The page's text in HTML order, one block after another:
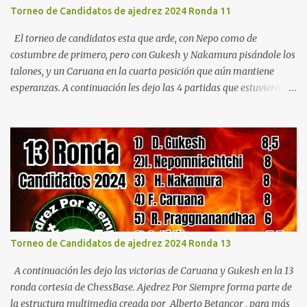
temporada con Cuentos Paranormales en Navidad de Alberto
Betancor, una fascinante colección de relatos que combinan la
magia de la Navidad con elementos paranormales y
sobrenaturales...
Torneo de Candidatos de ajedrez 2024 Ronda 11
El torneo de candidatos esta que arde, con Nepo como de
costumbre de primero, pero con Gukesh y Nakamura pisándole los
talones, y un Caruana en la cuarta posición que aún mantiene
esperanzas. A continuación les dejo las 4 partidas que estuvieron
Betancor , para más información de Blogs, canales de YouTube y
mi Web, de dejo los link a continuación. ✅ Sitio Web central Alberto
Betancor ✅Blog de cultura general: El Velero de Papel ✅Canal de
YouTube: El Velero De Papel ✅ Blog de Ajedrez: Ajedrez Por
Siempre ✅ Canal de YouTube de ajedrez: Ajedrez Por Siempre ✅
Blog Jurídico: Caza Criminales Si te interesan los cuentos de terror
sumérgete en el misterio y el espíritu de la temporada con Cuentos
Paranormales en Navidad de Alberto Betancor, una fascinante
colección de relatos que combinan la magia de la Navidad con ...
Torneo de Candidatos de ajedrez 2024 Ronda 13
A continuación les dejo las victorias de Caruana y Gukesh en la 13
ronda cortesia de ChessBase. Ajedrez Por Siempre forma parte de
la estructura multimedia creada por Alberto Betancor , para más